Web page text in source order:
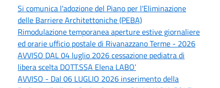
Si comunica l'adozione del Piano per l'Eliminazione
delle Barriere Architettoniche (PEBA)
Rimodulazione temporanea aperture estive giornaliere
ed orarie ufficio postale di Rivanazzano Terme - 2026
AVVISO DAL 04 luglio 2026 cessazione pediatra di
libera scelta DOTT.SSA Elena LABO’
AVVISO - Dal 06 LUGLIO 2026 inserimento della